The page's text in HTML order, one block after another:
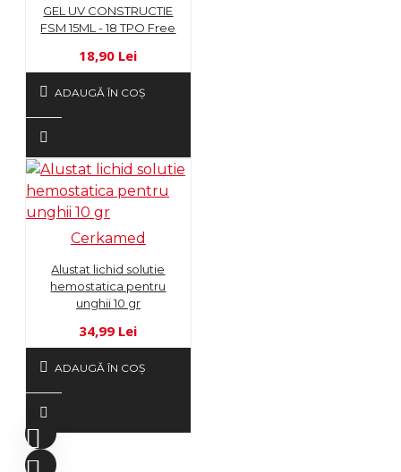
GEL UV CONSTRUCTIE
FSM 15ML - 18 TPO Free
18,90 Lei
ADAUGĂ ÎN COŞ
Cerkamed
Alustat lichid solutie
hemostatica pentru
unghii 10 gr
34,99 Lei
ADAUGĂ ÎN COŞ